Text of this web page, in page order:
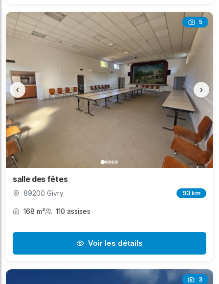
5
‹ ›
salle des fêtes
89200 Givry 93 km
168 m² 110 assises
Voir les détails
3